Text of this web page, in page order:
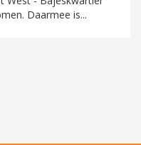
Daarmee is...